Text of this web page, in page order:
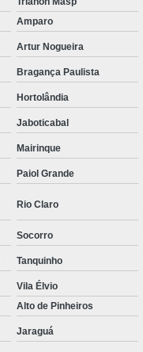
Amparo
Artur Nogueira
Bragança Paulista
Hortolândia
Jaboticabal
Mairinque
Paiol Grande
Rio Claro
Socorro
Tanquinho
Vila Élvio
Alto de Pinheiros
Jaraguá